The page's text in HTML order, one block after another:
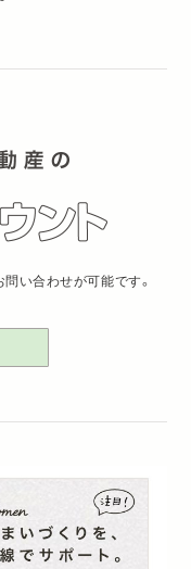
い合わせが可能です。